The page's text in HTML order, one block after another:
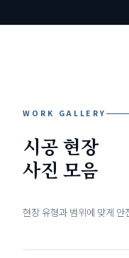
WORK GALLERY
시공 현장
사진 모음
현장 유형과 범위에 맞게 안